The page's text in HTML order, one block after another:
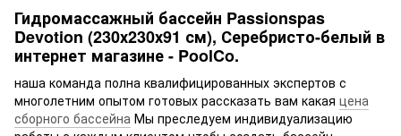
Гидромассажный бассейн Passionspas
Devotion (230х230х91 см), Серебристо-белый в
интернет магазине - PoolCo.
наша команда полна квалифицированных экспертов с
многолетним опытом готовых рассказать вам какая цена
сборного бассейна Мы преследуем индивидуализацию